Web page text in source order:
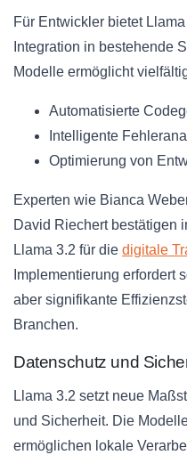
Für Entwickler bietet
Integration in bestehende
Modelle ermöglicht
Automatisierte
Intelligente
Optimierung von
Experten wie Bianca
David Riechert bestätigen
Llama 3.2 für die digitale
Implementierung erfordert
aber signifikante
Branchen.
Datenschutz und
Llama 3.2 setzt neue
und Sicherheit. Die
ermöglichen lokale